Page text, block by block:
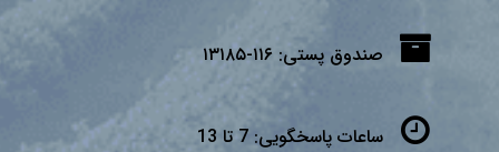
صندوق پستی: ۱۱۶-۱۳۱۸۵
ساعات پاسخگویی: 7 تا 13